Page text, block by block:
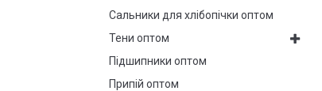
Сальники для хлібопічки оптом
Тени оптом
Підшипники оптом
Припій оптом